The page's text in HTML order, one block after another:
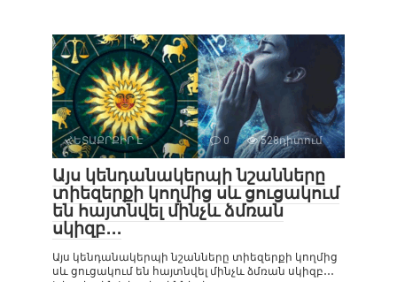
ՀԵՏԱՔՐՔԻՐ Է 0 528դիտում
Այս կենդանակերպի նշանները
տիեզերքի կողմից սև ցուցակում
են հայտնվել մինչև ձմռան
սկիզբ․․․
Այս կենդանակերպի նշանները տիեզերքի կողմից
սև ցուցակում են հայտնվել մինչև ձմռան սկիզբ․․․